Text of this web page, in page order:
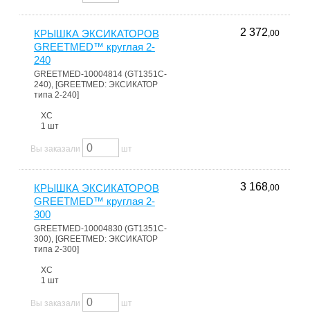
КРЫШКА ЭКСИКАТОРОВ
GREETMED™ круглая 2-
240
GREETMED-10004814 (GT1351C-
240), [GREETMED: ЭКСИКАТОР
типа 2-240]
ХС
1 шт
2 372,00
Вы заказали шт
КРЫШКА ЭКСИКАТОРОВ
GREETMED™ круглая 2-
300
GREETMED-10004830 (GT1351C-
300), [GREETMED: ЭКСИКАТОР
типа 2-300]
ХС
1 шт
3 168,00
Вы заказали шт